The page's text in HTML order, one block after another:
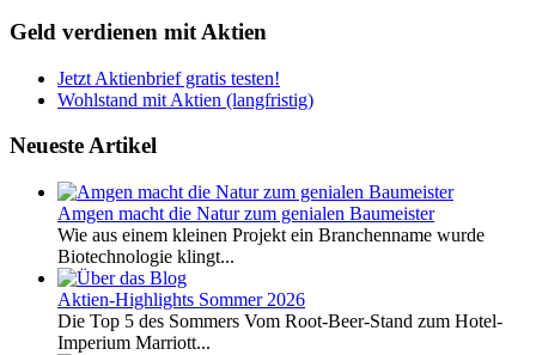
Geld verdienen mit Aktien
Jetzt Aktienbrief gratis testen!
Wohlstand mit Aktien (langfristig)
Neueste Artikel
Amgen macht die Natur zum genialen Baumeister
Wie aus einem kleinen Projekt ein Branchenname wurde
Biotechnologie klingt...
Aktien-Highlights Sommer 2026
Die Top 5 des Sommers Vom Root-Beer-Stand zum Hotel-
Imperium Marriott...